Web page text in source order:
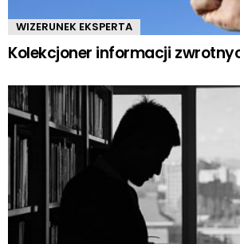
WIZERUNEK EKSPERTA
Kolekcjoner informacji